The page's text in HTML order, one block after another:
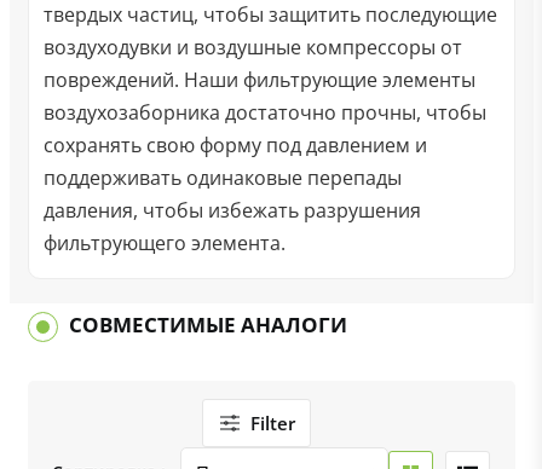
твердых частиц, чтобы защитить последующие
воздуходувки и воздушные компрессоры от
повреждений. Наши фильтрующие элементы
воздухозаборника достаточно прочны, чтобы
сохранять свою форму под давлением и
поддерживать одинаковые перепады
давления, чтобы избежать разрушения
фильтрующего элемента.
СОВМЕСТИМЫЕ АНАЛОГИ
Filter